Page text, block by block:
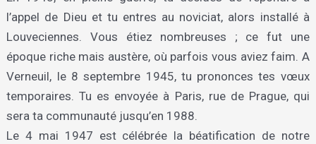
l’appel de Dieu et tu entres au noviciat, alors installé à
Louveciennes. Vous étiez nombreuses ; ce fut une
époque riche mais austère, où parfois vous aviez faim. A
Verneuil, le 8 septembre 1945, tu prononces tes vœux
temporaires. Tu es envoyée à Paris, rue de Prague, qui
sera ta communauté jusqu’en 1988.
Le 4 mai 1947 est célébrée la béatification de notre